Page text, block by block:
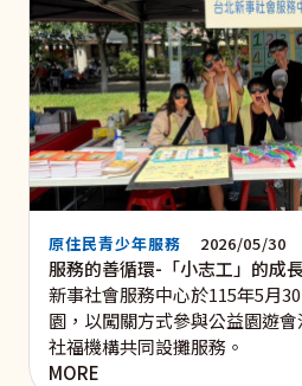
原住民青少年服務 2026/05/30
服務的善循環-「小志工」的成
新事社會服務中心於115年5月
園，以闖關方式參與公益園遊
社福機構共同設攤服務。
MORE